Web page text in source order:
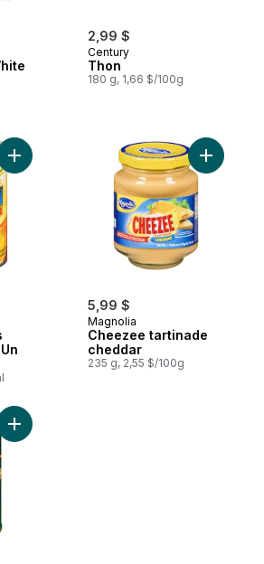
2,99 $
Century
Thon
180 g, 1,66 $/100g
5,99 $
Magnolia
Cheezee tartinade
cheddar
235 g, 2,55 $/100g
Ajouter
Ajouter Sardines géantes dans une